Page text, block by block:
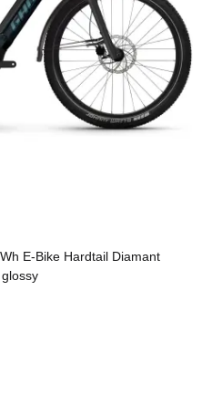
E-Bike Hardtail Diamant